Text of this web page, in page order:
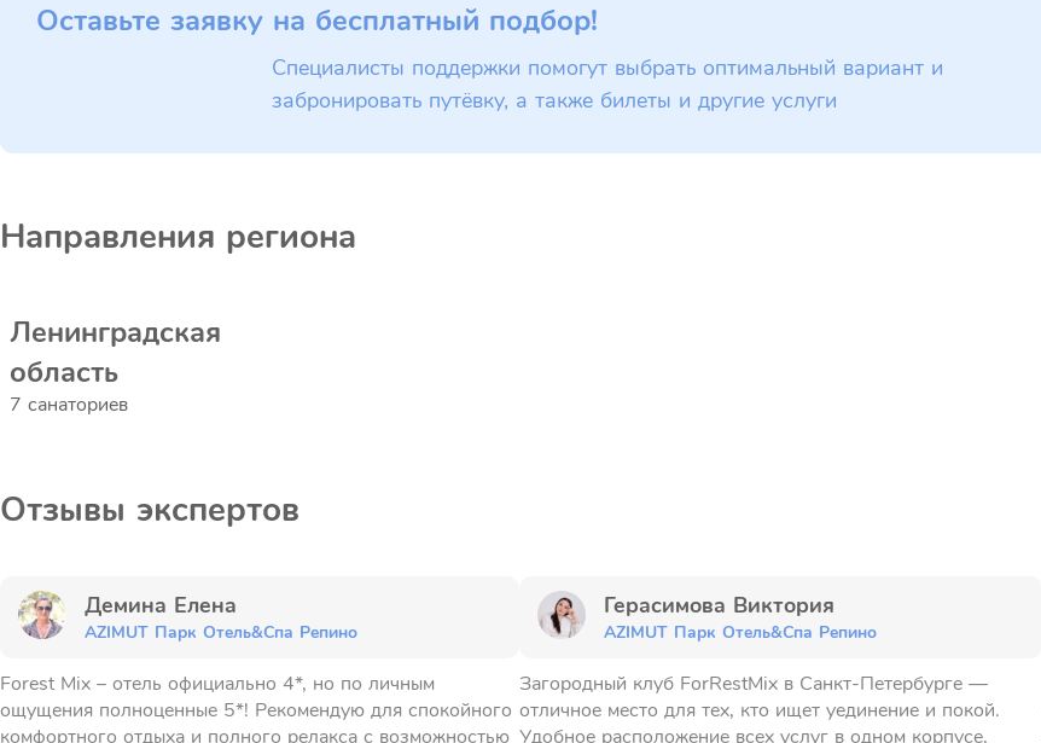
Оставьте заявку на бесплатный подбор!
Специалисты поддержки помогут выбрать оптимальный вариант и
забронировать путёвку, а также билеты и другие услуги
Направления региона
Ленинградская
область
7 санаториев
Отзывы экспертов
Демина Елена
AZIMUT Парк Отель&Спа Репино
Forest Mix – отель официально 4*, но по личным
ощущения полноценные 5*! Рекомендую для спокойного
комфортного отдыха и полного релакса с возможностью
Герасимова Виктория
AZIMUT Парк Отель&Спа Репино
Загородный клуб ForRestMix в Санкт-Петербурге —
отличное место для тех, кто ищет уединение и покой.
Удобное расположение всех услуг в одном корпусе,